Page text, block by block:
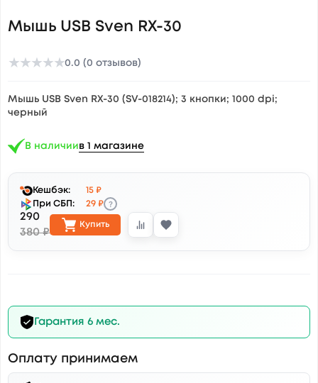
Мышь USB Sven RX-30
★★★★★0.0 (0 отзывов)
Мышь USB Sven RX-30 (SV-018214); 3 кнопки; 1000 dpi;
черный
В наличиив 1 магазине
Кешбэк:
15 ₽
При СБП:
29 ₽ ?
290
380 ₽
Купить
Гарантия 6 мес.
Оплату принимаем